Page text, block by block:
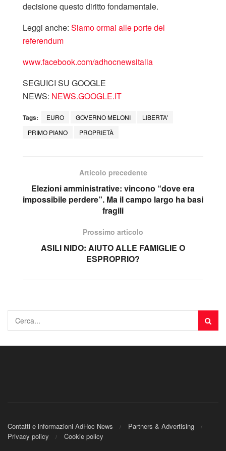
decisione questo diritto fondamentale.
Leggi anche: Siamo ormai alle porte del
referendum
www.facebook.com/adhocnewsitalia
SEGUICI SU GOOGLE
NEWS: NEWS.GOOGLE.IT
Tags: EURO GOVERNO MELONI
LIBERTA'
PRIMO PIANO
PROPRIETÀ
Articolo precedente
Elezioni amministrative: vincono “dove era
impossibile perdere”. Ma il campo largo ha basi
fragili
Prossimo articolo
ASILI NIDO: AIUTO ALLE FAMIGLIE O
ESPROPRIO?
Contatti e informazioni AdHoc News
Partners & Advertising
Privacy policy
Cookie policy